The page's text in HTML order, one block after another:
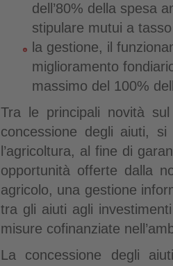
dell’80% della spesa
stipulare mutui a
la gestione, il
miglioramento
massimo del 100%
Tra le principali novità
concessione degli aiuti,
l’agricoltura, al fine di
opportunità offerte dalla
agricolo, una gestione
tra gli aiuti agli
misure cofinanziate
La concessione degli